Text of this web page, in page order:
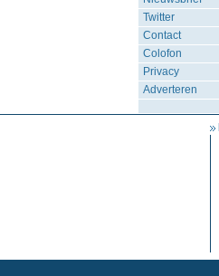
Twitter
Contact
Colofon
Privacy
Adverteren